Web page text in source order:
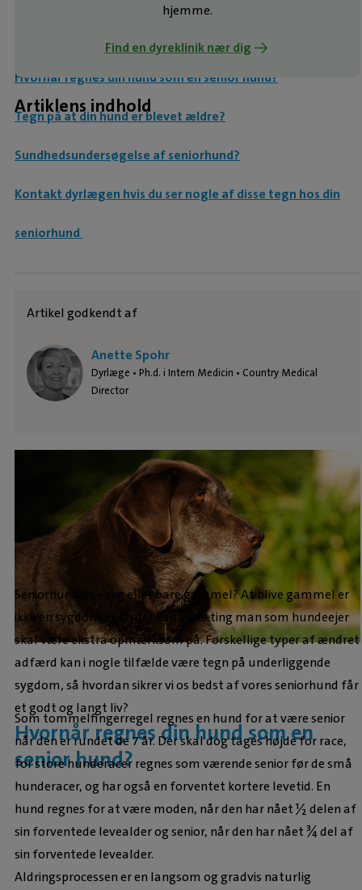
hjemme.
Find en dyreklinik nær dig
Artiklens indhold
Hvornår regnes din hund som en senior hund?
Tegn på at din hund er blevet ældre?
Sundhedsundersøgelse af seniorhund?
Kontakt dyrlægen hvis du ser nogle af disse tegn hos din
seniorhund
Artikel godkendt af
Anette Spohr
Dyrlæge • Ph.d. i Intern Medicin • Country Medical
Director
Seniorhunden – syg eller bare gammel? At blive gammel er
ikke en sygdom, men der kan være ting man som hundeejer
skal være ekstra opmærksom på. Forskellige typer af ændret
adfærd kan i nogle tilfælde være tegn på underliggende
sygdom, så hvordan sikrer vi os bedst af vores seniorhund får
et godt og langt liv?
Hvornår regnes din hund som en
senior hund?
Som tommelfingerregel regnes en hund for at være senior
når den er rundet de 7 år. Der skal dog tages højde for race,
for store hunderacer regnes som værende senior før de små
hunderacer, og har også en forventet kortere levetid. En
hund regnes for at være moden, når den har nået ½ delen af
sin forventede levealder og senior, når den har nået ¾ del af
sin forventede levealder.
Aldringsprocessen er en langsom og gradvis naturlig